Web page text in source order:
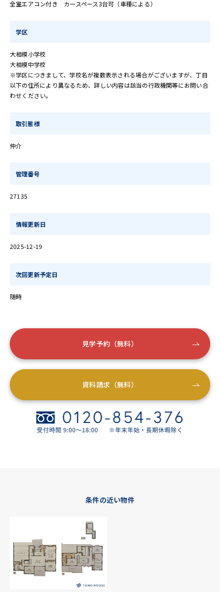
全室エアコン付き カースペース3台可（車種による）
学区
大相模小学校
大相模中学校
※学区につきまして、学校名が複数表示される場合がございますが、丁目
以下の住所により異なるため、詳しい内容は該当の行政機関等にお問い合
わせください。
取引態様
仲介
管理番号
27135
情報更新日
2025-12-19
次回更新予定日
随時
見学予約（無料）
資料請求（無料）
条件の近い物件